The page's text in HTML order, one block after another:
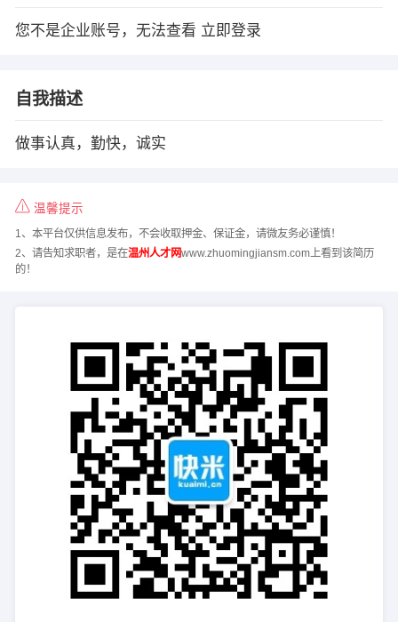
您不是企业账号，无法查看 立即登录
自我描述
做事认真，勤快，诚实
温馨提示
1、本平台仅供信息发布，不会收取押金、保证金，请微友务必谨慎！
2、请告知求职者，是在温州人才网www.zhuomingjiansm.com上看到该简历
的！